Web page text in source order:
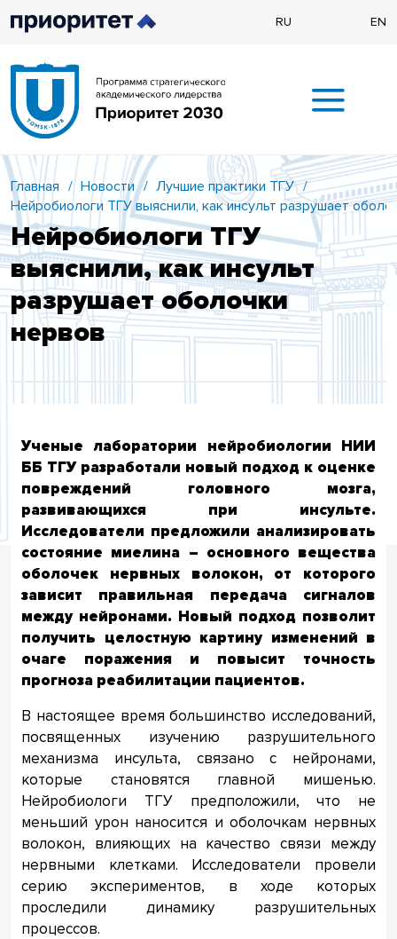
RU EN
Главная / Новости / Лучшие практики ТГУ /
Нейробиологи ТГУ выяснили, как инсульт разрушает
Нейробиологи ТГУ
выяснили, как инсульт
разрушает оболочки
нервов
Ученые лаборатории нейробиологии НИИ
ББ ТГУ разработали новый подход к оценке
повреждений головного мозга,
развивающихся при инсульте.
Исследователи предложили анализировать
состояние миелина – основного вещества
оболочек нервных волокон, от которoго
зависит правильная передача сигналов
между нейронами. Новый подход позволит
получить целостную картину изменений в
очаге поражения и повысит точность
прогноза реабилитации пациентoв.
В настоящее время большинство исследований,
посвященных изучению разрушительного
механизма инсульта, связано с нейронами,
которые становятся главной мишенью.
Нейробиологи ТГУ предположили, что не
меньший урон наносится и оболочкам нервных
волокон, влияющих на качество связи между
нервными клетками. Исследователи провели
серию экспериментов, в ходе которых
проследили динамику разрушительных
процессов.